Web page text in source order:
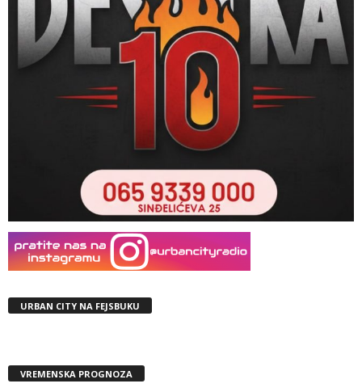
URBAN CITY NA FEJSBUKU
VREMENSKA PROGNOZA